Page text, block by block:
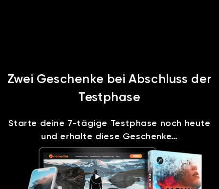
Zwei Geschenke bei Abschluss der
Testphase
Starte deine 7-tägige Testphase noch heute
und erhalte diese Geschenke…